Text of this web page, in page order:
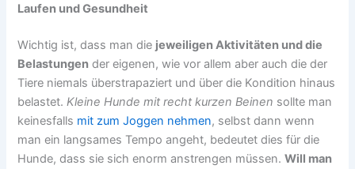
Laufen und Gesundheit
Wichtig ist, dass man die jeweiligen Aktivitäten und die
Belastungen der eigenen, wie vor allem aber auch die der
Tiere niemals überstrapaziert und über die Kondition hinaus
belastet.Kleine Hunde mit recht kurzen Beinen sollte man
keinesfalls mit zum Joggen nehmen, selbst dann wenn
man ein langsames Tempo angeht, bedeutet dies für die
Hunde, dass sie sich enorm anstrengen müssen.Will man